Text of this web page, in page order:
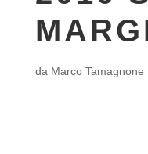
da Marco Tamagnone